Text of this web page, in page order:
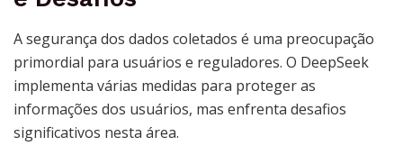
A segurança dos dados coletados é uma preocupação
primordial para usuários e reguladores. O DeepSeek
implementa várias medidas para proteger as
informações dos usuários, mas enfrenta desafios
significativos nesta área.